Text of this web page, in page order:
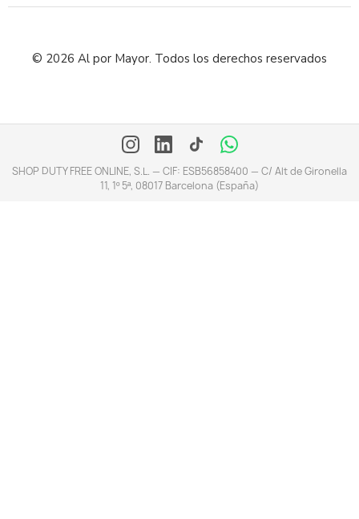
© 2026 Al por Mayor. Todos los derechos reservados
SHOP DUTY FREE ONLINE, S.L. — CIF: ESB56858400 — C/ Alt de Gironella
11, 1º 5ª, 08017 Barcelona (España)